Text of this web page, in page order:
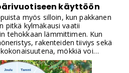
käyttöön
myös silloin, kun pakkanen
pitkä kylmäkausi vaatii
tehokkaan lämmittimen. Kun
rakenteiden tiiviys sekä
mökkiä voi
FF-PIR-eristeillä eristystä
paksuja rakenteita.